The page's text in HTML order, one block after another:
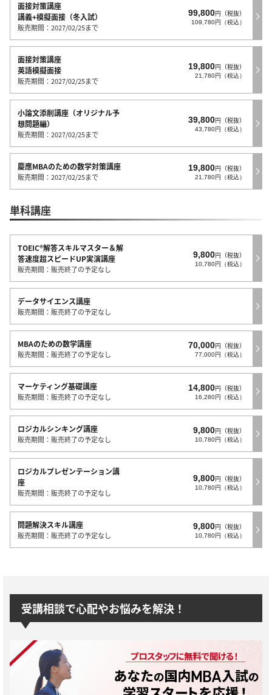
面接対策講座
講義+模擬面接（冬入試）
販売期間：2027/02/25まで
99,800円（税抜）
109,780円（税込）
面接対策講座
英語模擬面接
販売期間：2027/02/25まで
19,800円（税抜）
21,780円（税込）
小論文添削講座（オリジナル予
想問題編）
販売期間：2027/02/25まで
39,800円（税抜）
43,780円（税込）
慶應MBAのための数学対策講座
販売期間：2027/02/25まで
19,800円（税抜）
21,780円（税込）
単科講座
TOEIC®解答スキルマスター＆解
答速度超スピードUP実演講座
販売期間：販売終了の予定なし
9,800円（税抜）
10,780円（税込）
データサイエンス講座
販売期間：販売終了の予定なし
MBAのための数学講座
販売期間：販売終了の予定なし
70,000円（税抜）
77,000円（税込）
マーケティング基礎講座
販売期間：販売終了の予定なし
14,800円（税抜）
16,280円（税込）
ロジカルシンキング講座
販売期間：販売終了の予定なし
9,800円（税抜）
10,780円（税込）
ロジカルプレゼンテーション講
座
販売期間：販売終了の予定なし
9,800円（税抜）
10,780円（税込）
問題解決スキル講座
販売期間：販売終了の予定なし
9,800円（税抜）
10,780円（税込）
受講相談で心配やお悩みを解決！